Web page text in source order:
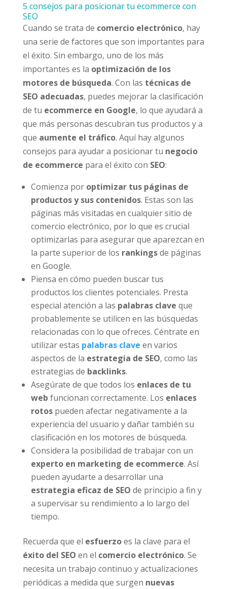
5 consejos para posicionar tu ecommerce con
SEO
Cuando se trata de comercio electrónico, hay
una serie de factores que son importantes para
el éxito. Sin embargo, uno de los más
importantes es la optimización de los
motores de búsqueda. Con las técnicas de
SEO adecuadas, puedes mejorar la clasificación
de tu ecommerce en Google, lo que ayudará a
que más personas descubran tus productos y a
que aumente el tráfico. Aquí hay algunos
consejos para ayudar a posicionar tu negocio
de ecommerce para el éxito con SEO:
Comienza por optimizar tus páginas de
productos y sus contenidos. Estas son las
páginas más visitadas en cualquier sitio de
comercio electrónico, por lo que es crucial
optimizarlas para asegurar que aparezcan en
la parte superior de los rankingsde páginas
en Google.
Piensa en cómo pueden buscar tus
productos los clientes potenciales. Presta
especial atención a las palabras clave que
probablemente se utilicen en las búsquedas
relacionadas con lo que ofreces. Céntrate en
utilizar estas palabras clave en varios
aspectos de la estrategia de SEO, como las
estrategias de backlinks.
Asegúrate de que todos los enlaces de tu
web funcionan correctamente. Los enlaces
rotospueden afectar negativamente a la
experiencia del usuario y dañar también su
clasificación en los motores de búsqueda.
Considera la posibilidad de trabajar con un
experto en marketing de ecommerce. Así
pueden ayudarte a desarrollar una
estrategia eficaz de SEO de principio a fin y
a supervisar su rendimiento a lo largo del
tiempo.
Recuerda que el esfuerzoes la clave para el
éxito del SEO en el comercio electrónico. Se
necesita un trabajo continuo y actualizaciones
periódicas a medida que surgen nuevas